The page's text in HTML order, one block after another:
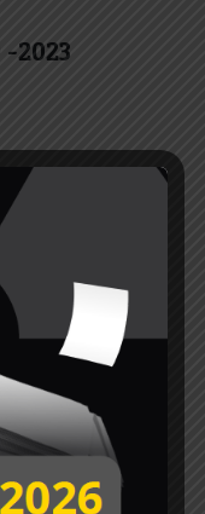
2023